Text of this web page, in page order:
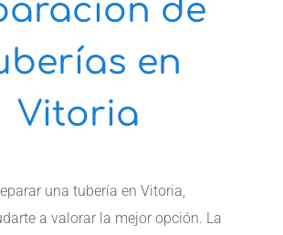
de
en
Vitoria
una tubería en Vitoria,
a valorar la mejor opción. La